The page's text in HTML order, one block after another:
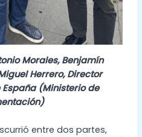
Morales, Benjamín
Herrero, Director
(Ministerio de
entre dos partes,